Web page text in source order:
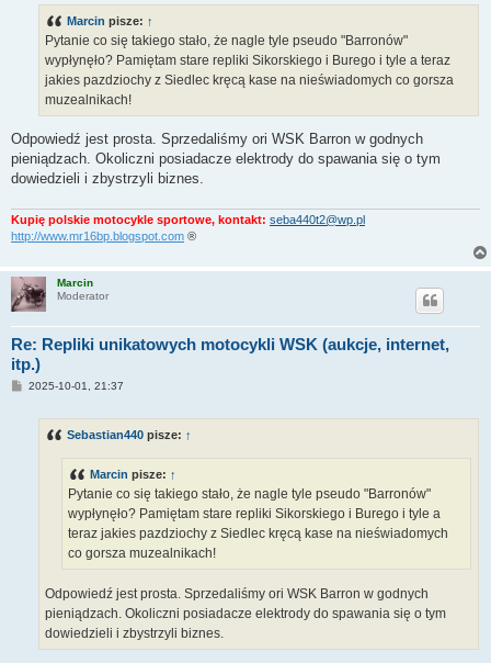
Marcin pisze: ↑
Pytanie co się takiego stało, że nagle tyle pseudo "Barronów"
wypłynęło? Pamiętam stare repliki Sikorskiego i Burego i tyle a teraz
jakies pazdziochy z Siedlec kręcą kase na nieświadomych co gorsza
muzealnikach!
Odpowiedź jest prosta. Sprzedaliśmy ori WSK Barron w godnych
pieniądzach. Okoliczni posiadacze elektrody do spawania się o tym
dowiedzieli i zbystrzyli biznes.
Kupię polskie motocykle sportowe, kontakt: seba440t2@wp.pl
http://www.mr16bp.blogspot.com ®
Marcin
Moderator
Re: Repliki unikatowych motocykli WSK (aukcje, internet,
itp.)
P2025-10-01, 21:37
Sebastian440 pisze: ↑
Marcin pisze: ↑
Pytanie co się takiego stało, że nagle tyle pseudo "Barronów"
wypłynęło? Pamiętam stare repliki Sikorskiego i Burego i tyle a
teraz jakies pazdziochy z Siedlec kręcą kase na nieświadomych
co gorsza muzealnikach!
Odpowiedź jest prosta. Sprzedaliśmy ori WSK Barron w godnych
pieniądzach. Okoliczni posiadacze elektrody do spawania się o tym
dowiedzieli i zbystrzyli biznes.